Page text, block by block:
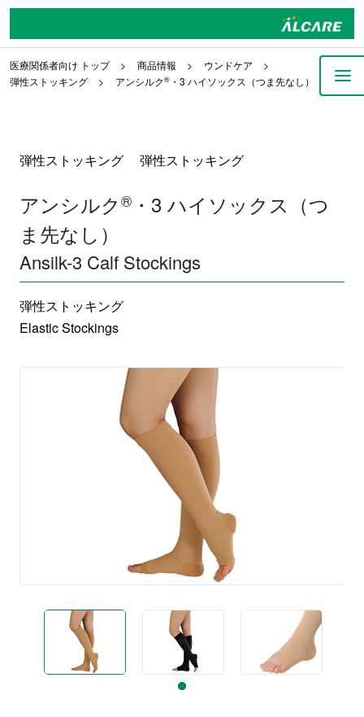
医療関係者向け トップ 商品情報
ウンドケア
弾性ストッキング
アンシルク®・3 ハイソックス（つま先なし）
弾性ストッキング 弾性ストッキング
アンシルク®・3 ハイソックス（つ
ま先なし）
Ansilk-3 Calf Stockings
弾性ストッキング
Elastic Stockings